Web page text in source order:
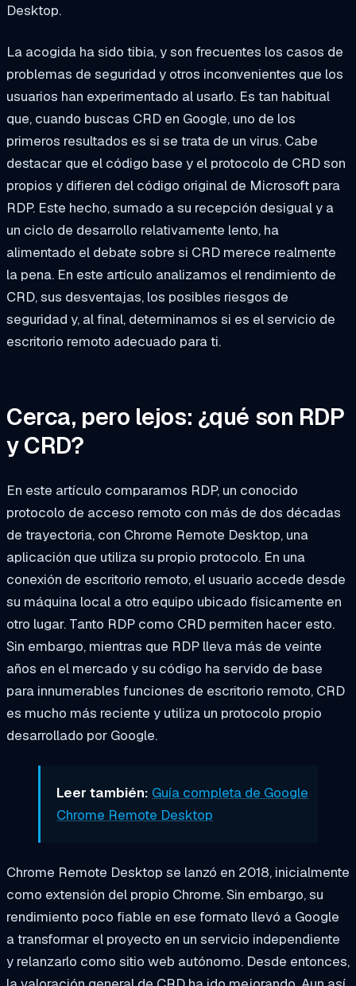
Desktop.
La acogida ha sido tibia, y son frecuentes los casos de
problemas de seguridad y otros inconvenientes que los
usuarios han experimentado al usarlo. Es tan habitual
que, cuando buscas CRD en Google, uno de los
primeros resultados es si se trata de un virus. Cabe
destacar que el código base y el protocolo de CRD son
propios y difieren del código original de Microsoft para
RDP. Este hecho, sumado a su recepción desigual y a
un ciclo de desarrollo relativamente lento, ha
alimentado el debate sobre si CRD merece realmente
la pena. En este artículo analizamos el rendimiento de
CRD, sus desventajas, los posibles riesgos de
seguridad y, al final, determinamos si es el servicio de
escritorio remoto adecuado para ti.
Cerca, pero lejos: ¿qué son RDP
y CRD?
En este artículo comparamos RDP, un conocido
protocolo de acceso remoto con más de dos décadas
de trayectoria, con Chrome Remote Desktop, una
aplicación que utiliza su propio protocolo. En una
conexión de escritorio remoto, el usuario accede desde
su máquina local a otro equipo ubicado físicamente en
otro lugar. Tanto RDP como CRD permiten hacer esto.
Sin embargo, mientras que RDP lleva más de veinte
años en el mercado y su código ha servido de base
para innumerables funciones de escritorio remoto, CRD
es mucho más reciente y utiliza un protocolo propio
desarrollado por Google.
Leer también: Guía completa de Google
Chrome Remote Desktop
Chrome Remote Desktop se lanzó en 2018, inicialmente
como extensión del propio Chrome. Sin embargo, su
rendimiento poco fiable en ese formato llevó a Google
a transformar el proyecto en un servicio independiente
y relanzarlo como sitio web autónomo. Desde entonces,